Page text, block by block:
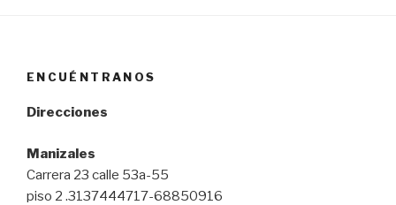
ENCUÉNTRANOS
Direcciones
Manizales
Carrera 23 calle 53a-55
piso 2 .3137444717-68850916